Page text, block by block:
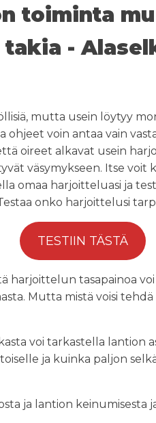
toiminta
-
mutta usein löytyy
ohjeet voin antaa vain
oireet alkavat usein
väsymykseen. Itse voit
omaa harjoitteluasi ja
onko harjoittelusi
TESTIIN TÄSTÄ
harjoittelun tasapainoa
Mutta mistä voisi tehdä
voi tarkastella lantion
ja kuinka paljon
ja lantion keinumisesta